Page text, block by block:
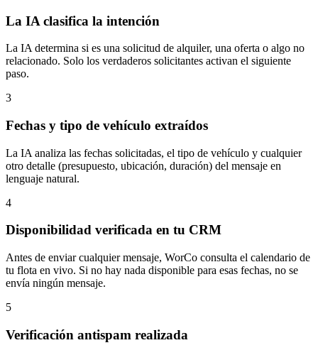
La IA clasifica la intención
La IA determina si es una solicitud de alquiler, una oferta o algo no
relacionado. Solo los verdaderos solicitantes activan el siguiente
paso.
3
Fechas y tipo de vehículo extraídos
La IA analiza las fechas solicitadas, el tipo de vehículo y cualquier
otro detalle (presupuesto, ubicación, duración) del mensaje en
lenguaje natural.
4
Disponibilidad verificada en tu CRM
Antes de enviar cualquier mensaje, WorCo consulta el calendario de
tu flota en vivo. Si no hay nada disponible para esas fechas, no se
envía ningún mensaje.
5
Verificación antispam realizada